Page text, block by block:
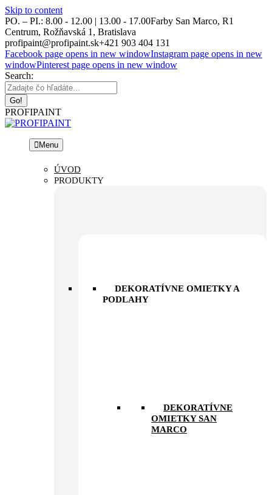
Skip to content
PO. – PI.: 8.00 - 12.00 | 13.00 - 17.00Farby San Marco, R1
Centrum, Rožňavská 1, Bratislava
profipaint@profipaint.sk+421 903 404 131
Facebook page opens in new windowInstagram page opens in new
windowPinterest page opens in new window
Search:
PROFIPAINT
Menu
ÚVOD
PRODUKTY
DEKORATÍVNE OMIETKY A
PODLAHY
DEKORATÍVNE
OMIETKY SAN
MARCO